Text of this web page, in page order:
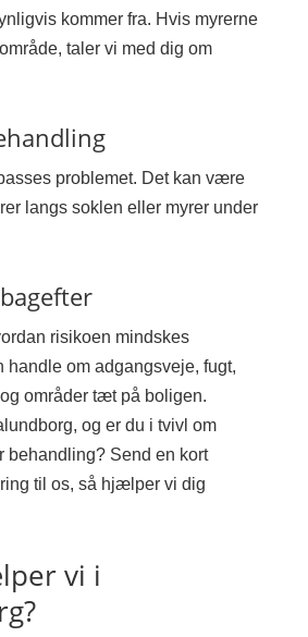
kommer fra. Hvis myrerne
taler vi med dig om
problemet. Det kan være
langs soklen eller myrer under
risikoen mindskes
handle om adgangsveje, fugt,
områder tæt på boligen.
og er du i tvivl om
behandling? Send en kort
til os, så hjælper vi dig
vi i